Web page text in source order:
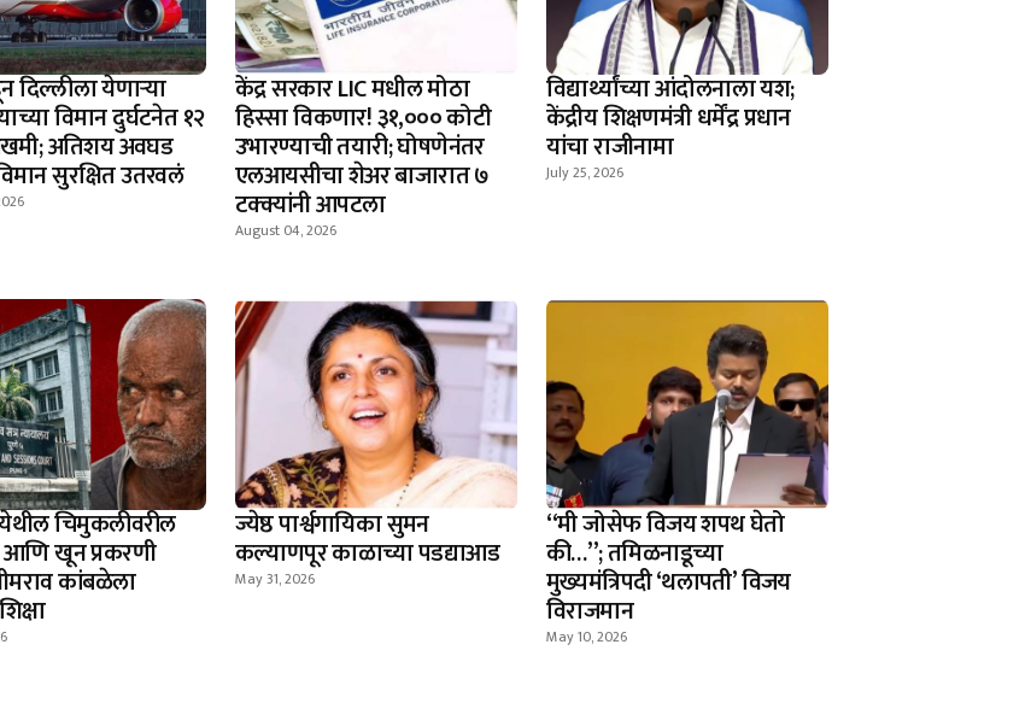
दिल्लीला येणाऱ्या
विमान दुर्घटनेत १२
अतिशय अवघड
सुरक्षित उतरवलं
केंद्र सरकार LIC मधील मोठा
हिस्सा विकणार! ३१,००० कोटी
उभारण्याची तयारी; घोषणेनंतर
एलआयसीचा शेअर बाजारात ७
टक्क्यांनी आपटला
August 04, 2026
विद्यार्थ्यांच्या आंदोलनाला यश;
केंद्रीय शिक्षणमंत्री धर्मेंद्र प्रधान
यांचा राजीनामा
July 25, 2026
चिमुकलीवरील
आणि खून प्रकरणी
कांबळेला
ज्येष्ठ पार्श्वगायिका सुमन
कल्याणपूर काळाच्या पडद्याआड
May 31, 2026
​“मी जोसेफ विजय शपथ घेतो
की…”; तमिळनाडूच्या
मुख्यमंत्रिपदी ‘थलापती’ विजय
विराजमान
May 10, 2026